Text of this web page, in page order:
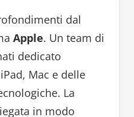
dal
Apple. Un team di
dedicato
Mac e delle
La
in modo